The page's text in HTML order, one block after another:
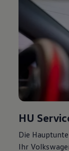
HU
Die
Ihr